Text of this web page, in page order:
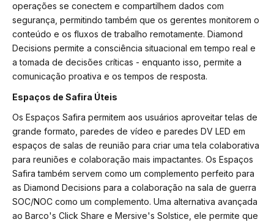
operações se conectem e compartilhem dados com
segurança, permitindo também que os gerentes monitorem o
conteúdo e os fluxos de trabalho remotamente. Diamond
Decisions permite a consciência situacional em tempo real e
a tomada de decisões críticas - enquanto isso, permite a
comunicação proativa e os tempos de resposta.
Espaços de Safira Úteis
Os Espaços Safira permitem aos usuários aproveitar telas de
grande formato, paredes de vídeo e paredes DV LED em
espaços de salas de reunião para criar uma tela colaborativa
para reuniões e colaboração mais impactantes. Os Espaços
Safira também servem como um complemento perfeito para
as Diamond Decisions para a colaboração na sala de guerra
SOC/NOC como um complemento. Uma alternativa avançada
ao Barco's Click Share e Mersive's Solstice, ele permite que